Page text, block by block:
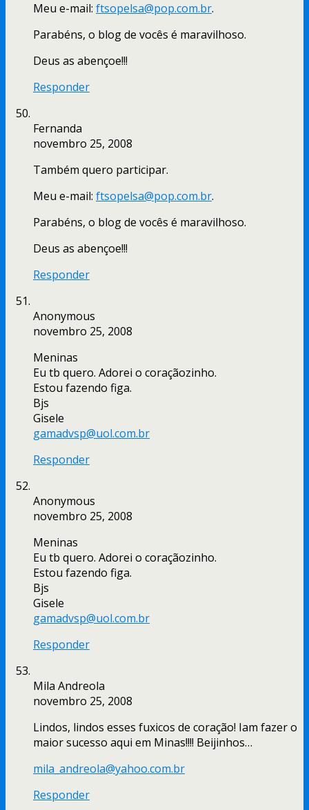
Meu e-mail: ftsopelsa@pop.com.br.
Parabéns, o blog de vocês é maravilhoso.
Deus as abençoe!!!
Responder
Fernanda
novembro 25, 2008
Também quero participar.
Meu e-mail: ftsopelsa@pop.com.br.
Parabéns, o blog de vocês é maravilhoso.
Deus as abençoe!!!
Responder
Anonymous
novembro 25, 2008
Meninas
Eu tb quero. Adorei o coraçãozinho.
Estou fazendo figa.
Bjs
Gisele
gamadvsp@uol.com.br
Responder
Anonymous
novembro 25, 2008
Meninas
Eu tb quero. Adorei o coraçãozinho.
Estou fazendo figa.
Bjs
Gisele
gamadvsp@uol.com.br
Responder
Mila Andreola
novembro 25, 2008
Lindos, lindos esses fuxicos de coração! Iam fazer o
maior sucesso aqui em Minas!!!! Beijinhos…
mila_andreola@yahoo.com.br
Responder